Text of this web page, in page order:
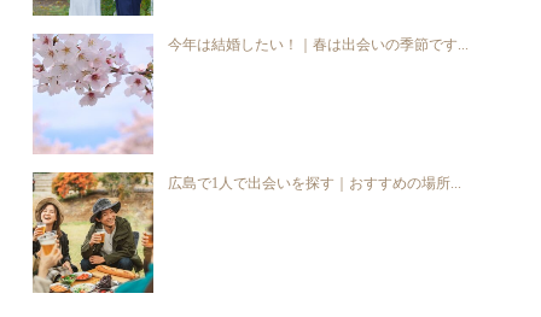
今年は結婚したい！｜春は出会いの季節です...
広島で1人で出会いを探す｜おすすめの場所...